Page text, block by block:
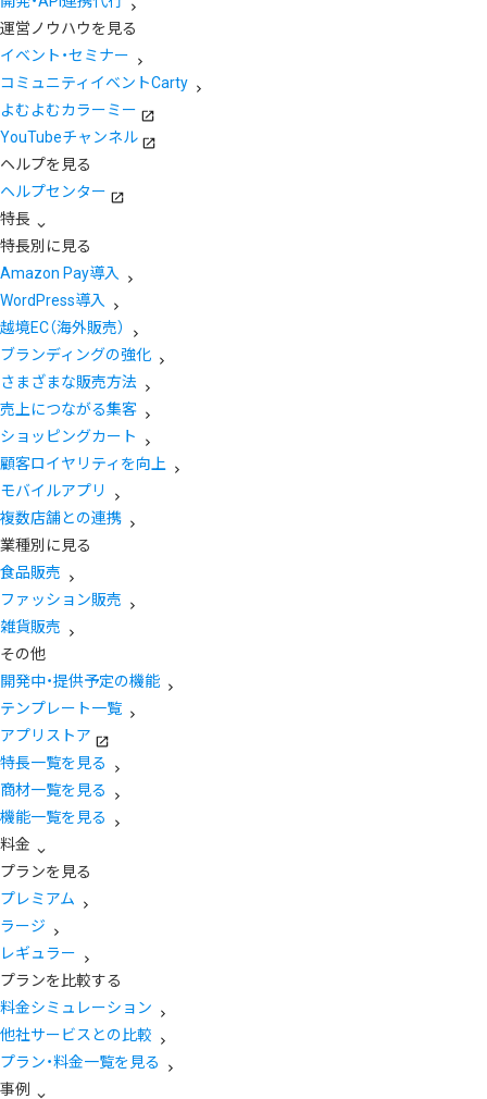
運営ノウハウを見る
イベント・セミナー
コミュニティイベントCarty
よむよむカラーミー
YouTubeチャンネル
ヘルプを見る
ヘルプセンター
特長
特長別に見る
Amazon Pay導入
WordPress導入
越境EC（海外販売）
ブランディングの強化
さまざまな販売方法
売上につながる集客
ショッピングカート
顧客ロイヤリティを向上
モバイルアプリ
複数店舗との連携
業種別に見る
食品販売
ファッション販売
雑貨販売
その他
開発中・提供予定の機能
テンプレート一覧
アプリストア
特長一覧を見る
商材一覧を見る
機能一覧を見る
料金
プランを見る
プレミアム
ラージ
レギュラー
プランを比較する
料金シミュレーション
他社サービスとの比較
プラン・料金一覧を見る
事例